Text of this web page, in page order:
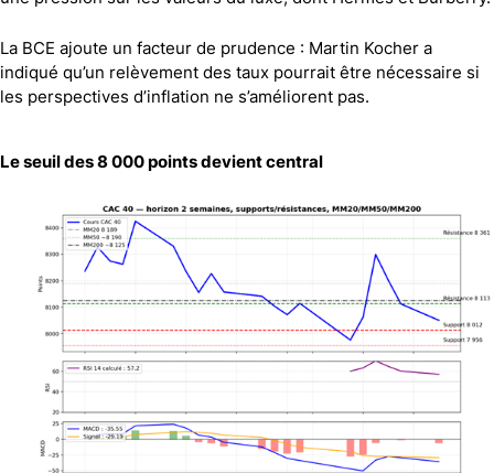
La BCE ajoute un facteur de prudence : Martin Kocher a
indiqué qu’un relèvement des taux pourrait être nécessaire si
les perspectives d’inflation ne s’améliorent pas.
Le seuil des 8 000 points devient central